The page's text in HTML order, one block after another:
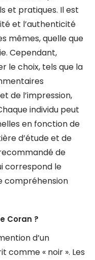
et pratiques. Il est
et l’authenticité
mêmes, quelle que
Cependant,
le choix, tels que la
de l’impression,
individu peut
en fonction de
d’étude et de
de
correspond le
compréhension
Coran ?
d’un
« noir ». Les